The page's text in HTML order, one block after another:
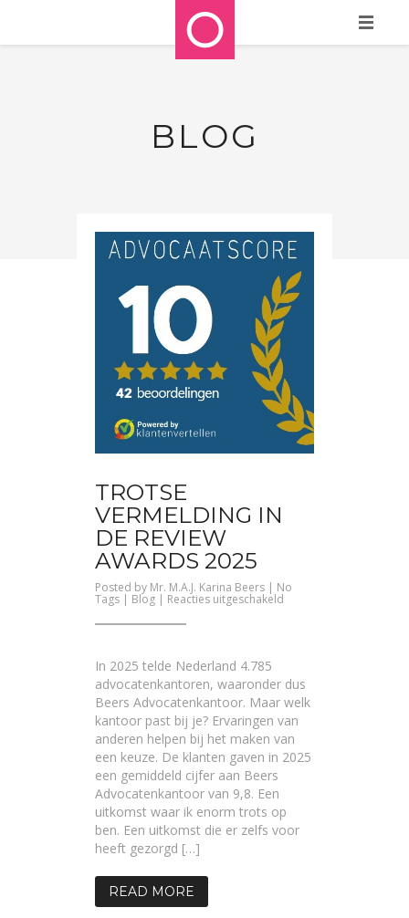
BLOG
TROTSE
VERMELDING IN
DE REVIEW
AWARDS 2025
Posted by Mr. M.A.J. Karina Beers | No
Tags | Blog | Reacties uitgeschakeld
2025
In 2025 telde Nederland 4.785
advocatenkantoren, waaronder dus
Beers Advocatenkantoor. Maar welk
kantoor past bij je? Ervaringen van
anderen helpen bij het maken van
een keuze. De klanten gaven in 2025
een gemiddeld cijfer aan Beers
Advocatenkantoor van 9,8. Een
uitkomst waar ik enorm trots op
ben. Een uitkomst die er zelfs voor
heeft gezorgd […]
READ MORE